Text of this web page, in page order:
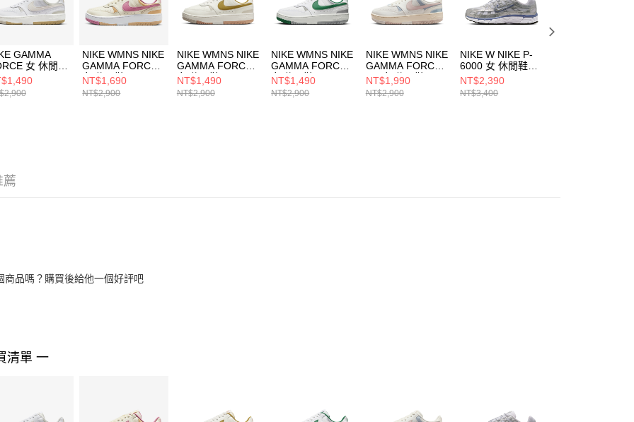
GAMMA
女 休閒鞋
NIKE WMNS NIKE
GAMMA FORCE
女 休閒鞋
DX9176005
NT$1,690
NT$2,900
NIKE WMNS NIKE
GAMMA FORCE
女 休閒鞋
DX9176105
NT$1,490
NT$2,900
NIKE WMNS NIKE
GAMMA FORCE
女 休閒鞋
DX9176106
NT$1,490
NT$2,900
NIKE WMNS NIKE
GAMMA FORCE
NB 女 休閒鞋
IO2086103
NT$1,990
NT$2,900
NIKE W NIKE P-
6000 女 休閒鞋
BV1021014
NT$2,390
NT$3,400
薦
商品嗎？購買後給他一個好評吧
清單 一